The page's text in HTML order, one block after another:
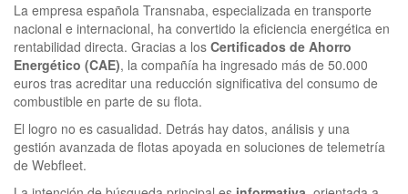
La empresa española Transnaba, especializada en transporte
nacional e internacional, ha convertido la eficiencia energética en
rentabilidad directa. Gracias a los Certificados de Ahorro
Energético (CAE), la compañía ha ingresado más de 50.000
euros tras acreditar una reducción significativa del consumo de
combustible en parte de su flota.
El logro no es casualidad. Detrás hay datos, análisis y una
gestión avanzada de flotas apoyada en soluciones de telemetría
de Webfleet.